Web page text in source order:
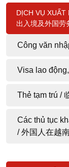
DỊCH VỤ
出入境及外国劳
Công văn
Visa lao
Thẻ tạm trú /
Các thủ tục
/ 外国人在越